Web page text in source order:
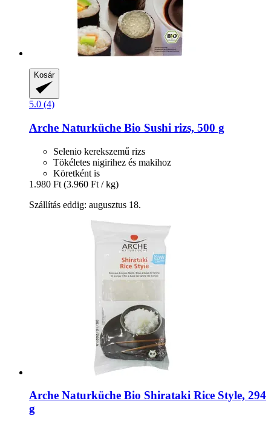
Kosár
5.0 (4)
Arche Naturküche Bio Sushi rizs, 500 g
Selenio kerekszemű rizs
Tökéletes nigirihez és makihoz
Köretként is
1.980 Ft (3.960 Ft / kg)
Szállítás eddig: augusztus 18.
Arche Naturküche Bio Shirataki Rice Style, 294
g